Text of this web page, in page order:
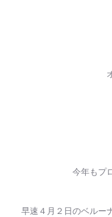
今年もプ
早速４月２日のベルー